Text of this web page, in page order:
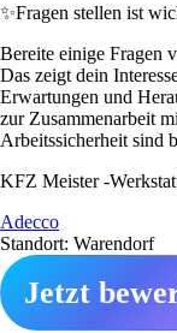
✨Fragen stellen ist
Bereite einige Fragen
Das zeigt dein
Erwartungen und
zur Zusammenarbeit
Arbeitssicherheit sind
KFZ Meister -
Adecco
Standort: Warendorf
Jetzt